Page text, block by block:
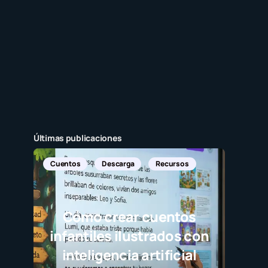
Últimas publicaciones
Descarga Recursos
Cómo crear cuentos
ilustrados con
inteligencia artificial